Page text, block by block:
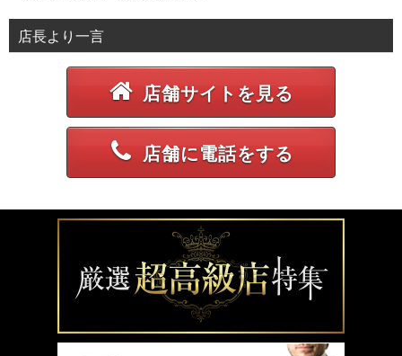
店長より一言
店舗サイトを見る
店舗に電話をする